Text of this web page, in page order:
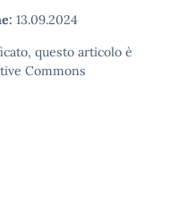
13.09.2024
questo articolo è
Commons